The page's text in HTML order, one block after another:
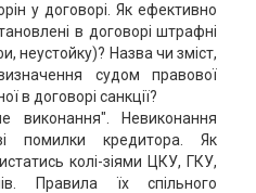
у договорі. Як ефективно
в договорі штрафні
неустойку)? Назва чи зміст,
судом правової
в договорі санкції?
виконання". Невиконання
помилки кредитора. Як
колі-зіями ЦКУ, ГКУ,
Правила їх спільного